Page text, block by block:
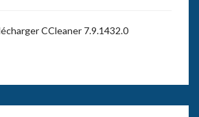
CCleaner 7.9.1432.0